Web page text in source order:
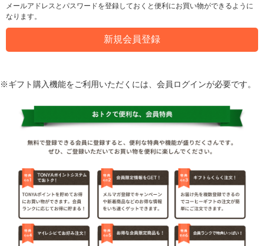
メールアドレスとパスワードを登録しておくと便利にお買い物ができるように
なります。
※ギフト購入機能をご利用いただくには、会員ログインが必要です。